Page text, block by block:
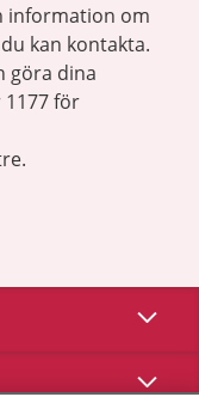
information om
kan kontakta.
göra dina
för
Visa
Visa